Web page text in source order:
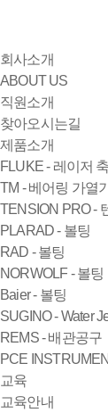
회사소개
ABOUT US
직원소개
찾아오시는길
제품소개
FLUKE - 레이저
TM - 베어링 가열기
TENSION PRO -
PLARAD - 볼팅
RAD - 볼팅
NORWOLF - 볼팅
Baier - 볼팅
SUGINO - Water
REMS - 배관공구
PCE
교육
교육안내